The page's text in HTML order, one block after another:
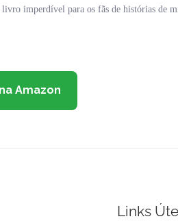
imperdível para os fãs de histórias de
Amazon
Links